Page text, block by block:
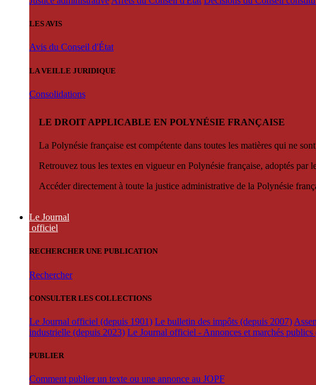
LES AVIS
Avis du Conseil d'État
LA VEILLE JURIDIQUE
Consolidations
LE DROIT APPLICABLE EN POLYNÉSIE FRANÇAISE
La Polynésie française est compétente dans toutes les matières qui ne
Retrouvez tous les textes en vigueur en Polynésie française, adoptés par
Accéder directement à toute la justice administrative de la Polynésie
Le Journal
officiel
RECHERCHER UNE PUBLICATION
Rechercher
CONSULTER LES COLLECTIONS
Le Journal officiel (depuis 1901) Le bulletin des impôts (depuis 2007)
industrielle (depuis 2023) Le Journal officiel - Annonces et marchés publics
PUBLIER
Comment publier un texte ou une annonce au JOPF